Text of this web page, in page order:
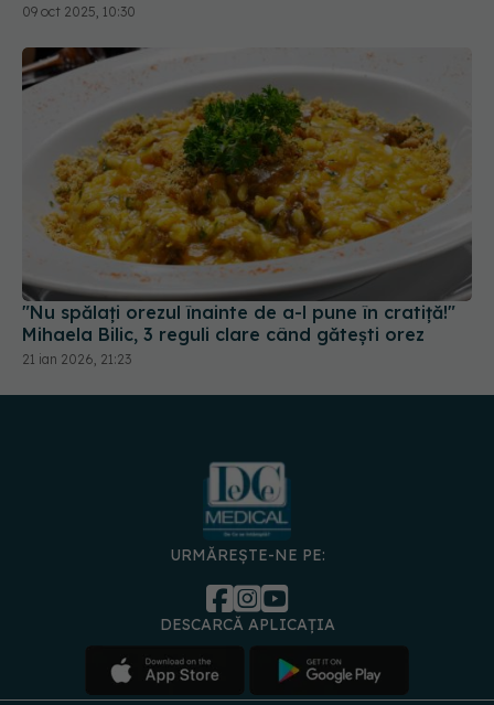
09 oct 2025, 10:30
"Nu spălați orezul înainte de a-l pune în cratiță!"
Mihaela Bilic, 3 reguli clare când gătești orez
21 ian 2026, 21:23
URMĂREȘTE-NE PE:
DESCARCĂ APLICAȚIA